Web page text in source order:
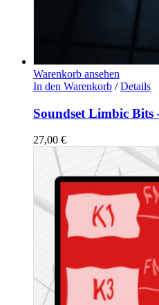
Warenkorb ansehen
In den Warenkorb / Details
Soundset Limbic
27,00 €